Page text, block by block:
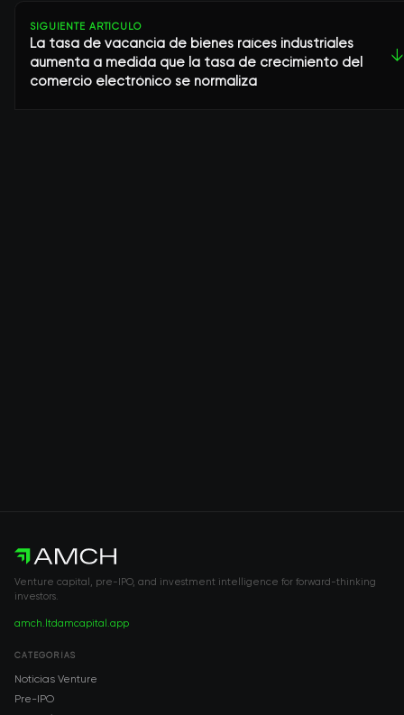
SIGUIENTE ARTÍCULO
La tasa de vacancia de bienes raíces industriales
aumenta a medida que la tasa de crecimiento del
comercio electrónico se normaliza
↓
Venture capital, pre-IPO, and investment intelligence for forward-thinking
investors.
amch.ltdamcapital.app
CATEGORÍAS
Noticias Venture
Pre-IPO